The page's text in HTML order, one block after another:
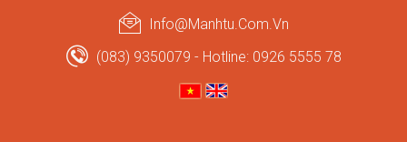
Info@manhtu.com.vn
(083) 9350079 - Hotline: 0926 5555 78